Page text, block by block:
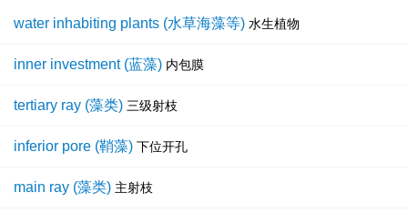
water inhabiting plants (水草海藻等) 水生植物
inner investment (蓝藻) 内包膜
tertiary ray (藻类) 三级射枝
inferior pore (鞘藻) 下位开孔
main ray (藻类) 主射枝